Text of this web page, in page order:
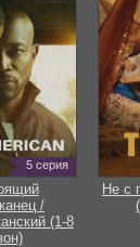
5 серия
/
(1-8
Не с